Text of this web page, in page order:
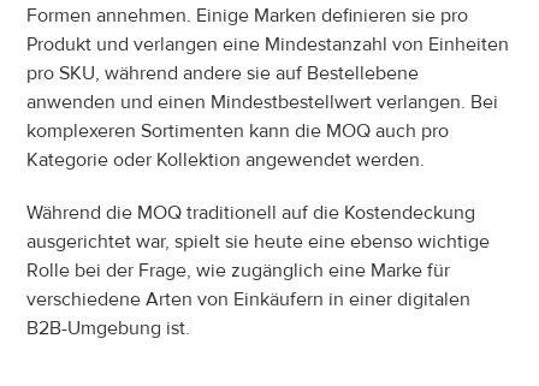
Formen annehmen. Einige Marken definieren sie pro
Produkt und verlangen eine Mindestanzahl von Einheiten
pro SKU, während andere sie auf Bestellebene
anwenden und einen Mindestbestellwert verlangen. Bei
komplexeren Sortimenten kann die MOQ auch pro
Kategorie oder Kollektion angewendet werden.
Während die MOQ traditionell auf die Kostendeckung
ausgerichtet war, spielt sie heute eine ebenso wichtige
Rolle bei der Frage, wie zugänglich eine Marke für
verschiedene Arten von Einkäufern in einer digitalen
B2B-Umgebung ist.